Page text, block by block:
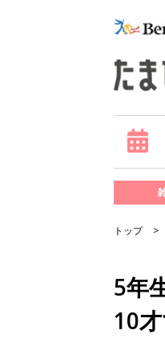
トップ
5年
10